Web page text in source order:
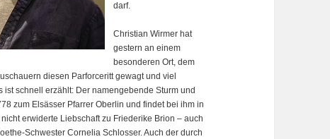
darf.
Christian Wirmer hat
gestern an einem
besonderen Ort, dem
diesen Parforceritt gewagt und viel
schnell erzählt: Der namengebende Sturm und
zum Elsässer Pfarrer Oberlin und findet bei ihm in
erwiderte Liebschaft zu Friederike Brion – auch
Schwester Cornelia Schlosser. Auch der durch